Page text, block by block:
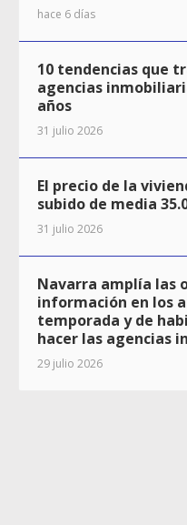
hace 6 días
10 tendencias que
agencias
años
31 julio 2026
El precio de la
subido de media
31 julio 2026
Navarra amplía las
información en los
temporada y de
hacer las agencias
29 julio 2026